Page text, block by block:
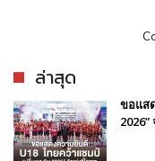
ล่าสุด
ขอแส